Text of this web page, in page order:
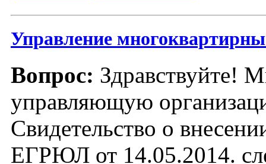
Управление
Вопрос: Здравствуйте!
управляющую
Свидетельство о
ЕГРЮЛ от 14.05.2014.